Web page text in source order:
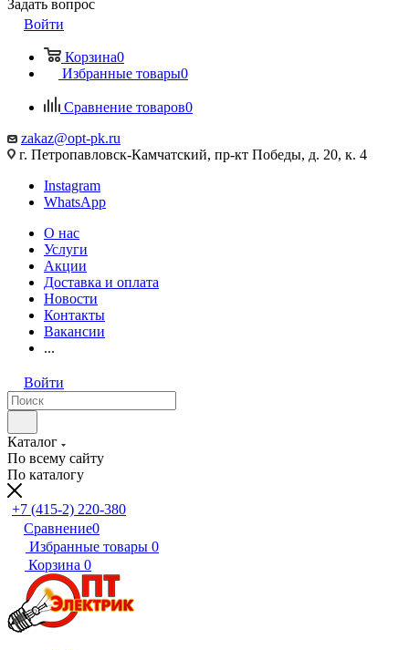
Задать вопрос
Войти
Корзина0
Избранные товары0
Сравнение товаров0
zakaz@opt-pk.ru
г. Петропавловск-Камчатский, пр-кт Победы, д. 20, к. 4
Instagram
WhatsApp
О нас
Услуги
Акции
Доставка и оплата
Новости
Контакты
Вакансии
...
Войти
Каталог
По всему сайту
По каталогу
+7 (415-2) 220-380
Сравнение0
Избранные товары 0
Корзина 0